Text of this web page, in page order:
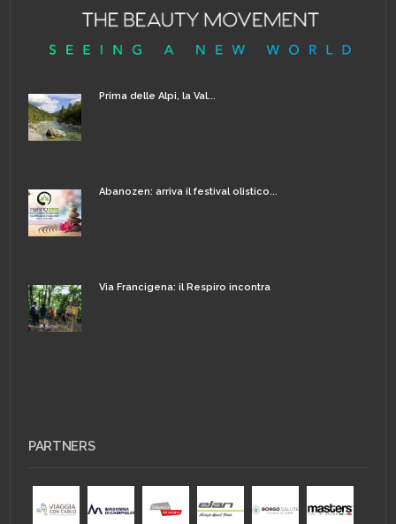
Prima delle Alpi, la Val...
Abanozen: arriva il festival olistico...
Via Francigena: il Respiro incontra
PARTNERS